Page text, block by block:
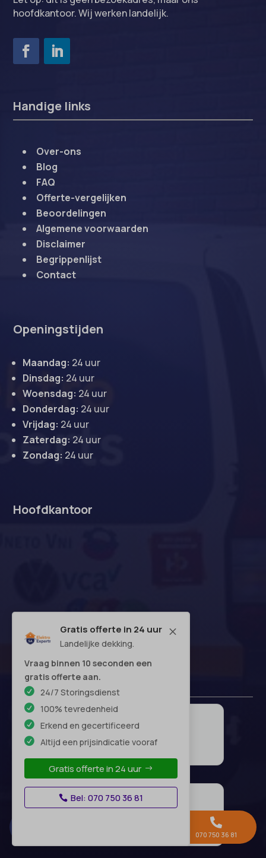
M
Gratis offerte in 24 uur
Landelijke dekking.
Vraag binnen 10 seconden een
gratis offerte aan.
24/7 Storingsdienst
100% tevredenheid
Erkend en gecertificeerd
Altijd een prijsindicatie vooraf
Gratis offerte in 24 uur
Bel: 070 750 36 81
hoofdkantoor. Wij werken landelijk.
Handige links
Over-ons
Blog
FAQ
Offerte-vergelijken
Beoordelingen
Algemene voorwaarden
Disclaimer
Begrippenlijst
Contact
Openingstijden
Maandag: 24 uur
Dinsdag: 24 uur
Woensdag: 24 uur
Donderdag: 24 uur
Vrijdag: 24 uur
Zaterdag: 24 uur
Zondag: 24 uur
Hoofdkantoor

070 750 36 81